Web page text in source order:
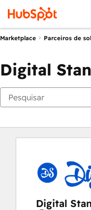
Marketplace Parceiros de
Digital
Digital